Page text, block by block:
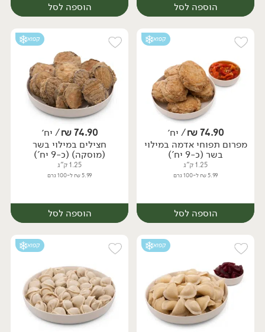
הוספה לסל
יח׳
הוספה לסל
יח׳
קפוא
74.90
₪/ יח׳
מפרום תפוחי אדמה במילוי
בשר (כ-9 יח')
1.25 ק"ג
5.99 ₪ ל-100 גרם
הוספה לסל
קפוא
74.90
₪/ יח׳
חצילים במילוי בשר
(מוסקה) (כ-9 יח')
1.25 ק"ג
5.99 ₪ ל-100 גרם
הוספה לסל
קפוא קפוא